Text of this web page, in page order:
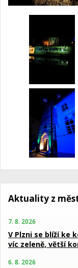
Aktuality z
7. 8. 2026
V Plzni se blíží ke
víc zeleně, větší
6. 8. 2026